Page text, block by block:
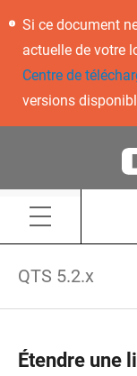
Si ce document
actuelle de votre
Centre de
versions
QTS 5.2.x
Étendre une